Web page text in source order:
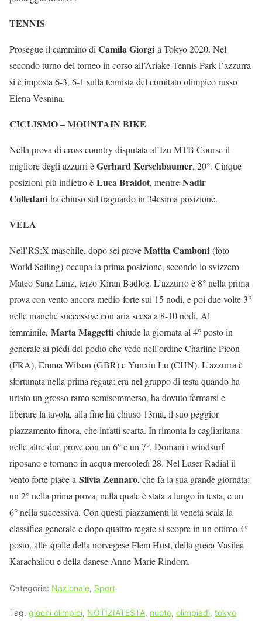
TENNIS
Prosegue il cammino di Camila Giorgi a Tokyo 2020. Nel
secondo turno del torneo in corso all’Ariake Tennis Park l’azzurra
si è imposta 6-3, 6-1 sulla tennista del comitato olimpico russo
Elena Vesnina.
CICLISMO – MOUNTAIN BIKE
Nella prova di cross country disputata al’Izu MTB Course il
migliore degli azzurri èGerhard Kerschbaumer, 20°. Cinque
posizioni più indietro è Luca Braidot, mentre Nadir
Colledani ha chiuso sul traguardo in 34esima posizione.
VELA
Nell’RS:X maschile, dopo sei proveMattia Camboni (foto
World Sailing) occupa la prima posizione, secondo lo svizzero
Mateo Sanz Lanz, terzo Kiran Badloe. L’azzurro è 8° nella prima
prova con vento ancora medio-forte sui 15 nodi, e poi due volte 3°
nelle manche successive con aria scesa a 8-10 nodi. Al
femminile, Marta Maggetti chiude la giornata al 4° posto in
generale ai piedi del podio che vede nell’ordine Charline Picon
(FRA), Emma Wilson (GBR) e Yunxiu Lu (CHN). L’azzurra è
sfortunata nella prima regata: era nel gruppo di testa quando ha
urtato un grosso ramo semisommerso, ha dovuto fermarsi e
liberare la tavola, alla fine ha chiuso 13ma, il suo peggior
piazzamento finora, che infatti scarta. In rimonta la cagliaritana
nelle altre due prove con un 6° e un 7°. Domani i windsurf
riposano e tornano in acqua mercoledì 28. Nel Laser Radial il
vento forte piace a Silvia Zennaro, che fa la sua grande giornata:
un 2° nella prima prova, nella quale è stata a lungo in testa, e un
6° nella successiva. Con questi piazzamenti la veneta scala la
classifica generale e dopo quattro regate si scopre in un ottimo 4°
posto, alle spalle della norvegese Flem Host, della greca Vasilea
Karachaliou e della danese Anne-Marie Rindom.
Categorie: Nazionale, Sport
Tag: giochi olimpici, NOTIZIATESTA, nuoto, olimpiadi, tokyo